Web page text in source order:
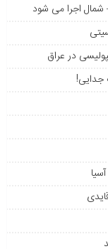
شمال اجرا می شود
در عراق
جدایی!